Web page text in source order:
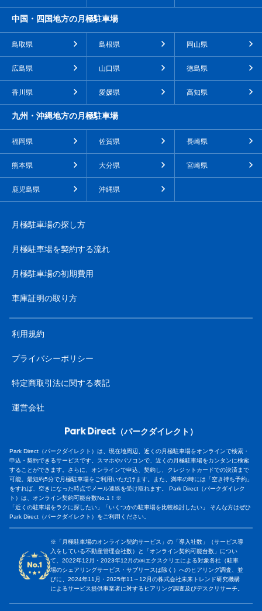
中国・四国地方の月極駐車場
鳥取県 島根県 岡山県
広島県 山口県 徳島県
香川県 愛媛県 高知県
九州・沖縄地方の月極駐車場
福岡県 佐賀県 長崎県
熊本県 大分県 宮崎県
鹿児島県 沖縄県
月極駐車場の探し方
月極駐車場を契約する流れ
月極駐車場の初期費用
車庫証明の取り方
利用規約
プライバシーポリシー
特定商取引法に関する表記
運営会社
（パークダイレクト）
Park Direct（パークダイレクト）は、現在地周辺、近くの月極駐車場をオンラインで検索・
申込・契約できるサービスです。スマホやパソコンで、近くの月極駐車場をカンタンに検索
することができます。さらに、オンラインで申込、契約し、クレジットカードでの決済まで
可能。最短約5分で月極駐車場をご利用いただけます。また、満車の時には「空き待ち予約」
をすれば、空きになった時点でメール連絡を受け取れます。 Park Direct（パークダイレク
ト）は、オンライン契約可能台数No.1！※
「近くの駐車場をラクに探したい」「いくつかの駐車場を比較検討したい」 そんな方はぜひ
Park Direct（パークダイレクト）をご利用ください。
※「月極駐車場のオンライン契約サービス」の「導入社数」（サービス導
入をしている不動産管理会社数）と「オンライン契約可能台数」につい
て、2022年12月・2023年12月の㈱エクスクリエによる対象各社（駐車
場のシェアリングサービス・サブリースは除く）へのヒアリング調査、並
びに、2024年11月・2025年11～12月の株式会社未来トレンド研究機構
によるサービス提供事業者に対するヒアリング調査及びデスクリサーチ。